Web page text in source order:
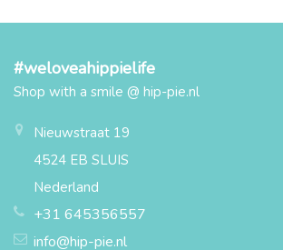
#weloveahippielife
Shop with a smile @ hip-pie.nl
Nieuwstraat 19
4524 EB SLUIS
Nederland
+31 645356557
info@hip-pie.nl